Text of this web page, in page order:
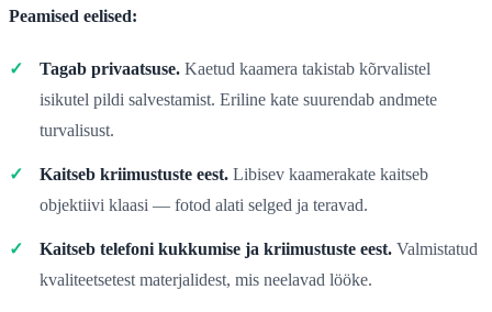
Peamised eelised:
Tagab privaatsuse. Kaetud kaamera takistab kõrvalistel
isikutel pildi salvestamist. Eriline kate suurendab andmete
turvalisust.
Kaitseb kriimustuste eest. Libisev kaamerakate kaitseb
objektiivi klaasi — fotod alati selged ja teravad.
Kaitseb telefoni kukkumise ja kriimustuste eest. Valmistatud
kvaliteetsetest materjalidest, mis neelavad lööke.